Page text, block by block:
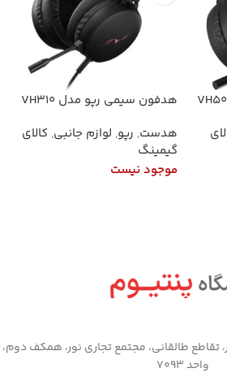
هدفون سیمی رپو مدل VH310
هدست, رپو, لوازم جانبی, کالای
گیمینگ
موجود نیست
تقاطع طالقانی، مجتمع تجاری نور، همکف دوم،
واحد 7093